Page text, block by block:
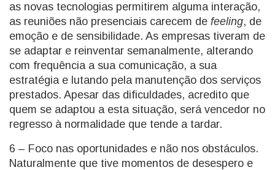
as novas tecnologias permitirem alguma interação,
as reuniões não presenciais carecem de feeling, de
emoção e de sensibilidade. As empresas tiveram de
se adaptar e reinventar semanalmente, alterando
com frequência a sua comunicação, a sua
estratégia e lutando pela manutenção dos serviços
prestados. Apesar das dificuldades, acredito que
quem se adaptou a esta situação, será vencedor no
regresso à normalidade que tende a tardar.
6 – Foco nas oportunidades e não nos obstáculos.
Naturalmente que tive momentos de desespero e